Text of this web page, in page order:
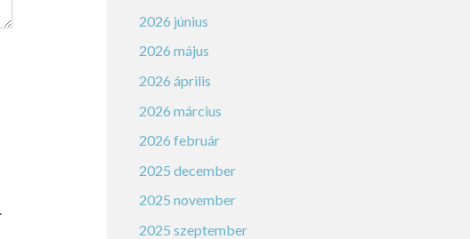
2026 június
2026 május
2026 április
2026 március
2026 február
2025 december
2025 november
2025 szeptember